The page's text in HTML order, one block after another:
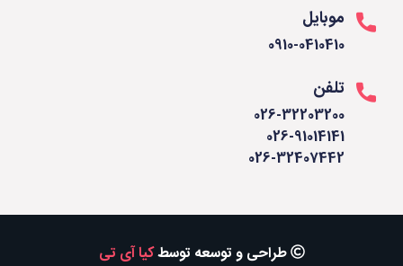
موبایل
0910-0410410
تلفن
026-32203200
026-91014141
026-32407442
طراحی و توسعه توسطکیا آی تی